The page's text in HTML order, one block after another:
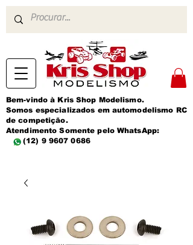
Bem-vindo à Kris Shop Modelismo.
Somos especializados em automodelismo RC
de competição.
Atendimento Somente pelo WhatsApp:
(12) 9 9607 0686